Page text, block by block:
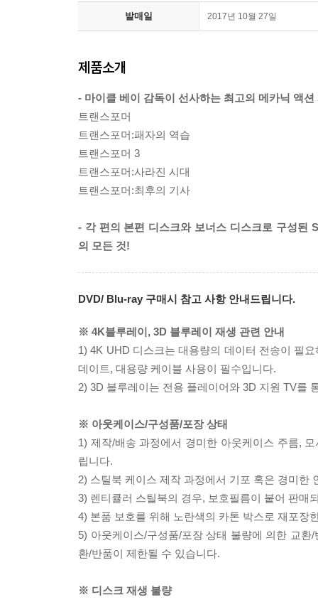
발매일 2017년 10월 27일
제품소개
- 마이클 베이 감독이 선사하는 최고의 메카닉 액
트랜스포머
트랜스포머:패자의 역습
트랜스포머 3
트랜스포머:사라진 시대
트랜스포머:최후의 기사
- 각 편의 본편 디스크와 보너스 디스크로 구성된
의 모든 것!
DVD/ Blu-ray 구매시 참고 사항 안내드립니다.
※ 4K블루레이, 3D 블루레이 재생 관련 안내
1) 4K UHD 디스크는 대용량의 데이터 전송이 필
데이트, 대용량 케이블 사용이 필수입니다.
2) 3D 블루레이는 전용 플레이어와 3D 지원 TV를
※ 아웃케이스/구성품/포장 상태
1) 제작/배송 과정에서 경미한 아웃케이스 주름,
립니다.
2) 스틸북 케이스 제작 과정에서 기포 혹은 경미한
3) 렌티큘러 스틸북의 경우, 보호필름이 붙어 판매
4) 본품 보호를 위해 노란색의 카톤 박스로 재포장
5) 아웃케이스/구성품/포장 상태 불량에 의한 교
환/반품이 제한될 수 있습니다.
※ 디스크 재생 불량